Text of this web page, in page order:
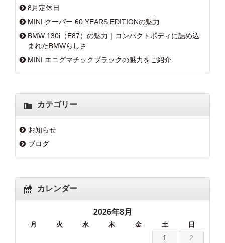
8月定休日
MINI クーパー 60 YEARS EDITIONの魅力
BMW 130i（E87）の魅力｜コンパクトボディに詰め込
まれたBMWらしさ
MINI エニグマチックブラックの魅力をご紹介
カテゴリー
お知らせ
ブログ
カレンダー
2026年8月
月 火 水 木 金 土 日
1
2